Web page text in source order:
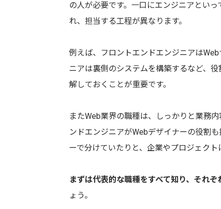
の人が必要です。一口にエンジニアとい
れ、担当する工程が異なります。
例えば、フロントエンドエンジニアは
ニアは裏側のシステムを構築するなど、
解しておくことが重要です。
またWeb業界の職種は、しっかりと業務
ンドエンジニアがWebデザイナーの役割
ーで分けていたりと、企業やプロジェク
まずは代表的な職種をすべて知り、それ
ょう。